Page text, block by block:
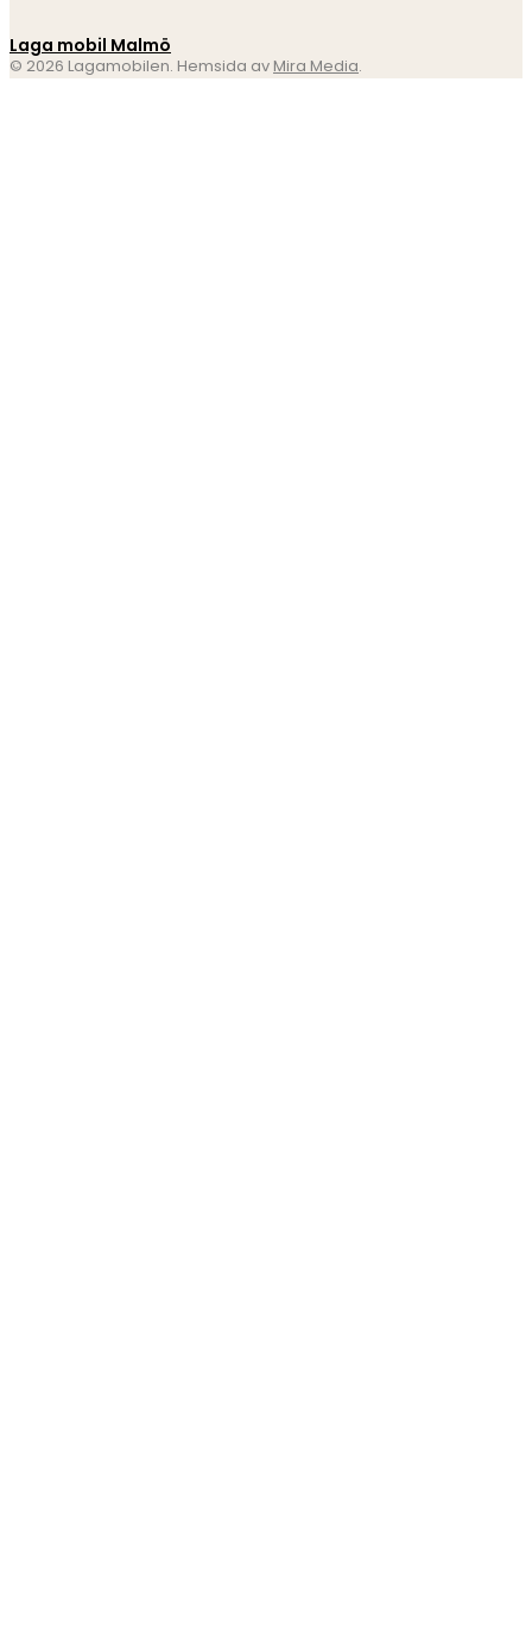
Laga mobil Malmö
© 2026 Lagamobilen. Hemsida av Mira Media.